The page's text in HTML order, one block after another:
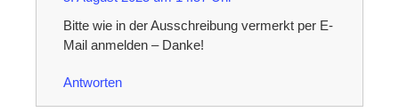
Bitte wie in der Ausschreibung vermerkt per E-
Mail anmelden – Danke!
Antworten